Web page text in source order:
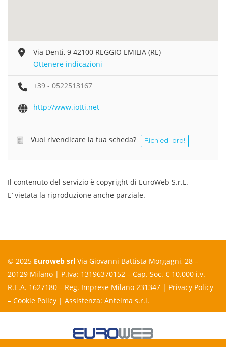
Via Denti, 9 42100 REGGIO EMILIA (RE)
Ottenere indicazioni
+39 - 0522513167
http://www.iotti.net
Vuoi rivendicare la tua scheda? Richiedi ora!
Il contenuto del servizio è copyright di EuroWeb S.r.L.
E’ vietata la riproduzione anche parziale.
© 2025 Euroweb srl Via Giovanni Battista Morgagni, 28 –
20129 Milano | P.Iva: 13196370152 – Cap. Soc. € 10.000 i.v.
R.E.A. 1627180 – Reg. Imprese Milano 231347 | Privacy Policy
– Cookie Policy | Assistenza: Antelma s.r.l.